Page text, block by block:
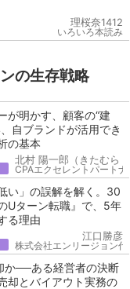
理桜奈1412
いろいろ本読み
の生存戦略
が明かす、顧客の“建
自ブランドが活用でき
の基本
北村 陽一郎（きたむら
CPAエクセレントパート
い」の誤解を解く。30
Uターン転職』で、5年
る理由
江口勝彦
株式会社エンリージョン代
か──ある経営者の決断
却とバイアウト実務の